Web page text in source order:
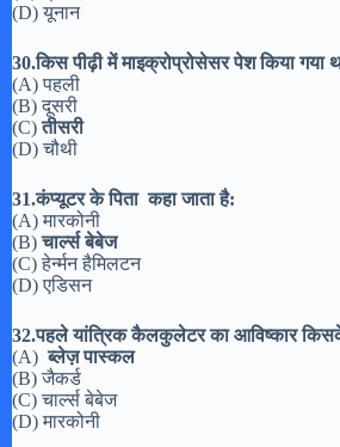
(D) यूनान
30.किस पीढ़ी में माइक्रोप्रोसेसर पेश किया गया
(A) पहली
(B) दूसरी
(C)तीसरी
(D) चौथी
31.कंप्यूटर के पिता कहा जाता है:
(A) मारकोनी
(B)चार्ल्स बेबेज
(C) हेर्न्मन हैमिलटन
(D) एडिसन
32.पहले यांत्रिक कैलकुलेटर का आविष्कार किसके
(A)ब्लेज़ पास्कल
(B) जैकर्ड
(C) चार्ल्स बेबेज
(D) मारकोनी